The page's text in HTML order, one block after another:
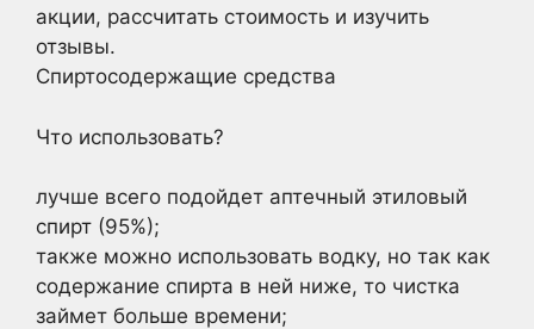
акции, рассчитать стоимость и изучить
отзывы.
Спиртосодержащие средства
Что использовать?
лучше всего подойдет аптечный этиловый
спирт (95%);
также можно использовать водку, но так как
содержание спирта в ней ниже, то чистка
займет больше времени;